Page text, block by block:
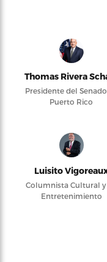
Thomas Rivera
Presidente del
Puerto Rico
Luisito
Columnista Cultural y
Entretenimiento